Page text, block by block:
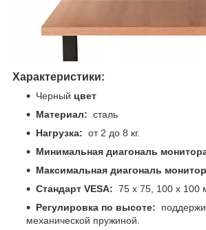
Характеристики:
Черный цвет
Материал: сталь
Нагрузка: от 2 до 8 кг.
Минимальная диагональ
Максимальная диагональ
Стандарт VESA: 75 х 75, 100 х 100
Регулировка по высоте:
механической пружиной.